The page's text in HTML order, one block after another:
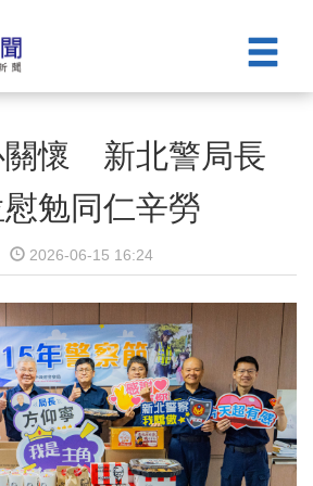
關懷 新北警局長
勉同仁辛勞
2026-06-15 16:24